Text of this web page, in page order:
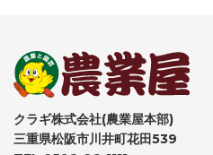
クラギ株式会社(農業屋本部)
三重県松阪市川井町花田539